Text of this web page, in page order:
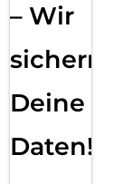
– Wir
sichern
Deine
Daten!